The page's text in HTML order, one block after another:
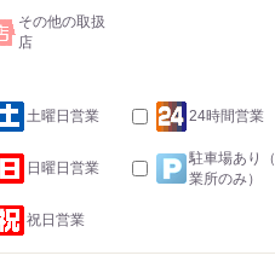
その他の取扱
店
土曜日営業 24時間営業
日曜日営業
駐車場あり
業所のみ）
祝日営業